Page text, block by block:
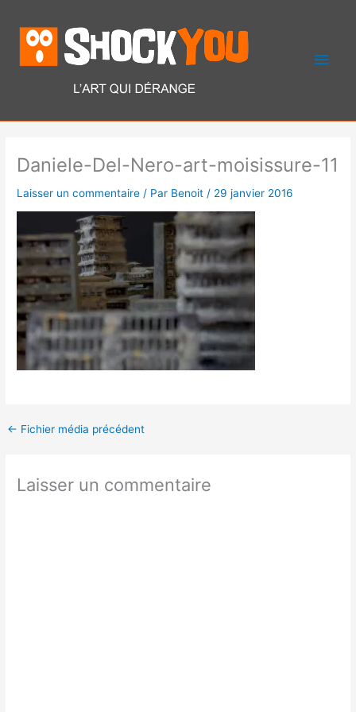
contenu
Daniele-Del-Nero-art-moisissure-11
Laisser un commentaire / Par Benoit / 29 janvier 2016
← Fichier média précédent
Laisser un commentaire